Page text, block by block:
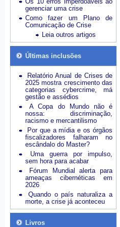
gerenciar uma crise
Como fazer um Plano de
Comunicação de Crise
Leia outros artigos
Últimas inclusões
Relatório Anual de Crises de
2025 mostra crescimento das
categorias cybercrime, má
gestão e assédios
A Copa do Mundo não é
nossa: discriminação,
racismo e mercantilismo
Por que a mídia e os órgãos
fiscalizadores falharam no
escândalo do Master?
Uma guerra por impulso,
sem hora para acabar
Fórum Mundial alerta para
ameaças cibernéticas em
2026
Quando o país naturaliza a
morte, a crise já aconteceu
Livros